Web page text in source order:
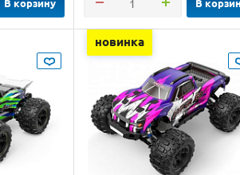
В корзину В
новинка